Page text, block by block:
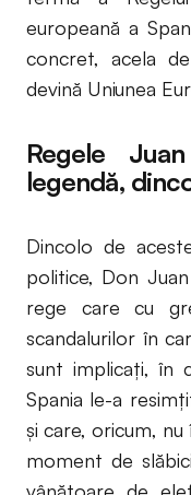
europeană a
concret, acela
devină Uniunea
Regele
legendă,
Dincolo de
politice, Don
rege care cu
scandalurilor în
sunt implicați, în
Spania le-a
și care, oricum, nu
moment de